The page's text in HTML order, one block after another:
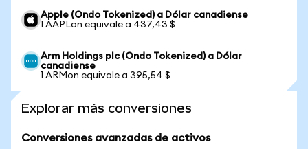
Apple (Ondo Tokenized) a Dólar canadiense
1 AAPLon equivale a 437,43 $
Arm Holdings plc (Ondo Tokenized) a Dólar
canadiense
1 ARMon equivale a 395,54 $
Explorar más conversiones
Conversiones avanzadas de activos